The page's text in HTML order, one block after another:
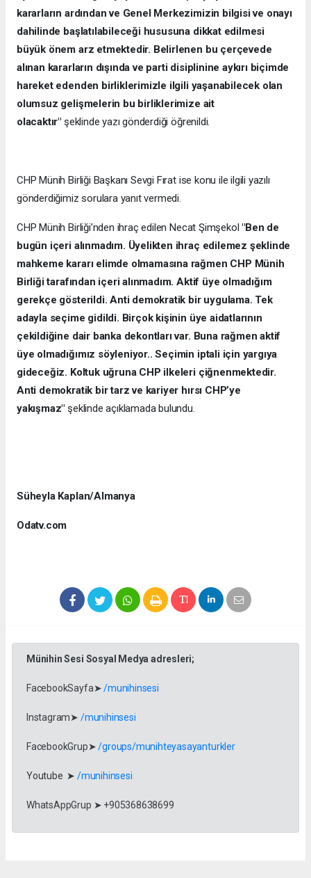
kararların ardından ve Genel Merkezimizin bilgisi ve onayı
dahilinde başlatılabileceği hususuna dikkat edilmesi
büyük önem arz etmektedir. Belirlenen bu çerçevede
alınan kararların dışında ve parti disiplinine aykırı biçimde
hareket edenden birliklerimizle ilgili yaşanabilecek olan
olumsuz gelişmelerin bu birliklerimize ait
olacaktır" şeklinde yazı gönderdiği öğrenildi.
CHP Münih Birliği Başkanı Sevgi Fırat ise konu ile ilgili yazılı
gönderdiğimiz sorulara yanıt vermedi.
CHP Münih Birliği’nden ihraç edilen Necat Şimşekol"Ben de
bugün içeri alınmadım. Üyelikten ihraç edilemez şeklinde
mahkeme kararı elimde olmamasına rağmen CHP Münih
Birliği tarafından içeri alınmadım. Aktif üye olmadığım
gerekçe gösterildi. Anti demokratik bir uygulama. Tek
adayla seçime gidildi. Birçok kişinin üye aidatlarının
çekildiğine dair banka dekontları var. Buna rağmen aktif
üye olmadığımız söyleniyor.. Seçimin iptali için yargıya
gideceğiz. Koltuk uğruna CHP ilkeleri çiğnenmektedir.
Anti demokratik bir tarz ve kariyer hırsı CHP’ye
yakışmaz" şeklinde açıklamada bulundu.
Süheyla Kaplan/Almanya
Odatv.com
Münihin Sesi Sosyal Medya adresleri;
FacebookSayfa➤/munihinsesi
Instagram➤ /munihinsesi
FacebookGrup➤/groups/munihteyasayanturkler
Youtube ➤ /munihinsesi
WhatsAppGrup ➤ +905368638699